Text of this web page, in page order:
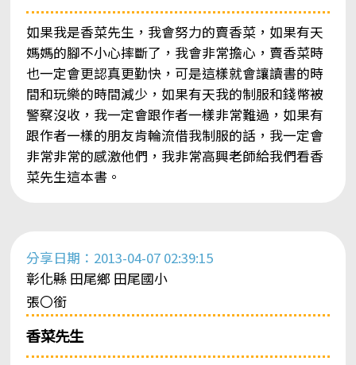
如果我是香菜先生，我會努力的賣香菜，如果有天
媽媽的腳不小心摔斷了，我會非常擔心，賣香菜時
也一定會更認真更勤快，可是這樣就會讓讀書的時
間和玩樂的時間減少，如果有天我的制服和錢幣被
警察沒收，我一定會跟作者一樣非常難過，如果有
跟作者一樣的朋友肯輪流借我制服的話，我一定會
非常非常的感激他們，我非常高興老師給我們看香
菜先生這本書。
分享日期：2013-04-07 02:39:15
彰化縣 田尾鄉 田尾國小
張〇銜
香菜先生